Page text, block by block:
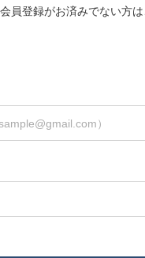
員登録がお済みでない方